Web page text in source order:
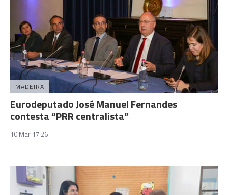
MADEIRA
Eurodeputado José Manuel Fernandes
contesta “PRR centralista”
10 Mar 17:26